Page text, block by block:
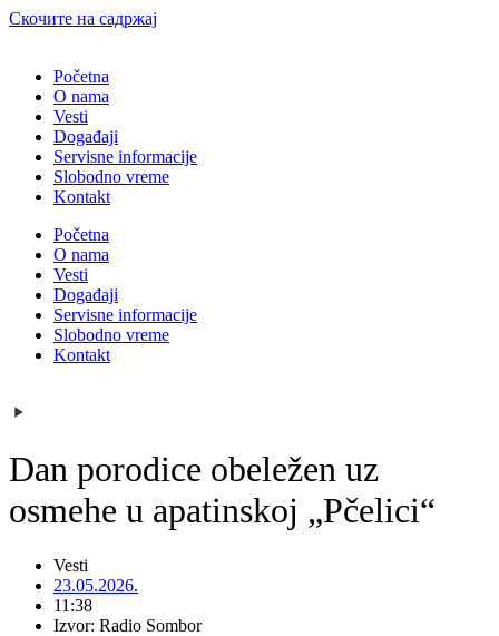
Скочите на садржај
Početna
O nama
Vesti
Događaji
Servisne informacije
Slobodno vreme
Kontakt
Početna
O nama
Vesti
Događaji
Servisne informacije
Slobodno vreme
Kontakt
Dan porodice obeležen uz
osmehe u apatinskoj „Pčelici“
Vesti
23.05.2026.
11:38
Izvor: Radio Sombor